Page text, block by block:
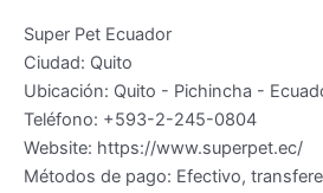
Super Pet Ecuador
Ciudad: Quito
Ubicación: Quito - Pichincha -
Teléfono: +593-2-245-0804
Website: https://www.superpet.ec/
Métodos de pago: Efectivo,